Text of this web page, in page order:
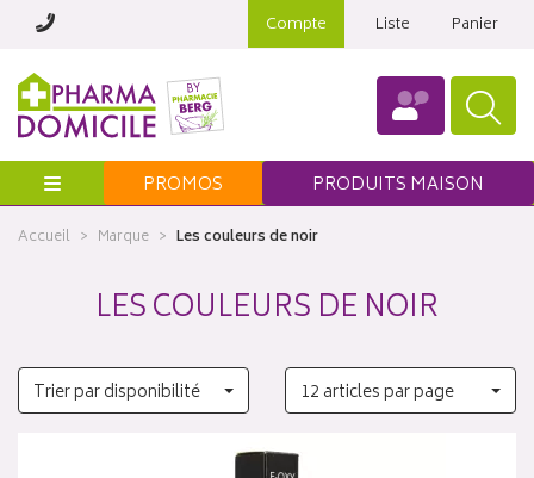
Compte Liste Panier
Menu PROMOS PRODUITS MAISON
Accueil Marque Les couleurs de noir
LES COULEURS DE NOIR
Trier par disponibilité 12 articles par page